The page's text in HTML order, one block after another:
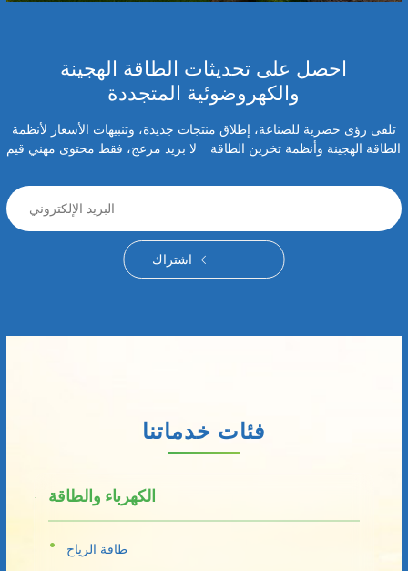
احصل على تحديثات الطاقة الهجينة
والكهروضوئية المتجددة
تلقى رؤى حصرية للصناعة، إطلاق منتجات جديدة، وتنبيهات الأسعار لأنظمة
الطاقة الهجينة وأنظمة تخزين الطاقة - لا بريد مزعج، فقط محتوى مهني قيم
اشتراك
فئات خدماتنا
الكهرباء والطاقة
طاقة الرياح